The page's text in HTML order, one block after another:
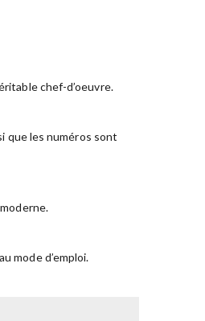
chef-d’oeuvre.
que les numéros sont
mode d’emploi.